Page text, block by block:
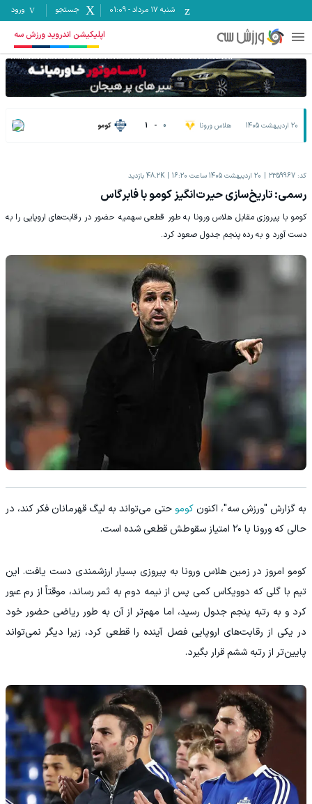
شنبه ۱۷ مرداد -
01:09 جستجو ورود
اپلیکیشن اندروید ورزش سه
20 اردیبهشت 1405 هلاس ورونا 0
-
1 کومو
کد: 2359967 20 اردیبهشت 1405 ساعت 16:20 48.2K بازدید
رسمی: تاریخ‌سازی حیرت‌انگیز کومو با فابرگاس
کومو با پیروزی مقابل هلاس ورونا به طور قطعی سهمیه حضور در رقابت‌های اروپایی را به
دست آورد و به رده پنجم جدول صعود کرد.
به گزارش "ورزش سه"، اکنونکومو حتی می‌تواند به لیگ قهرمانان فکر کند، در
حالی که ورونا با ۲۰ امتیاز سقوطش قطعی شده است.
کومو امروز در زمین هلاس ورونا به پیروزی بسیار ارزشمندی دست یافت. این
تیم با گلی که دوویکاس کمی پس از نیمه دوم به ثمر رساند، موقتاً از رم عبور
کرد و به رتبه پنجم جدول رسید، اما مهم‌تر از آن به طور ریاضی حضور خود
در یکی از رقابت‌های اروپایی فصل آینده را قطعی کرد، زیرا دیگر نمی‌تواند
پایین‌تر از رتبه ششم قرار بگیرد.